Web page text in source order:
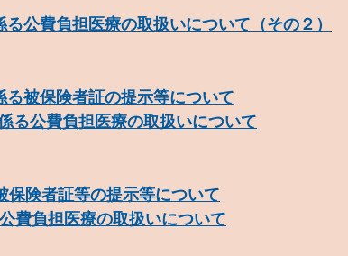
公費負担医療の取扱いについて（その２）
被保険者証の提示等について
る公費負担医療の取扱いについて
保険者証等の提示等について
費負担医療の取扱いについて